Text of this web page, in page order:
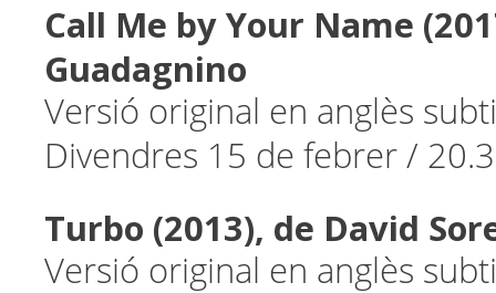
Call Me by Your Name
Guadagnino
Versió original en anglès
Divendres 15 de febrer /
Turbo (2013), de David
Versió original en anglès